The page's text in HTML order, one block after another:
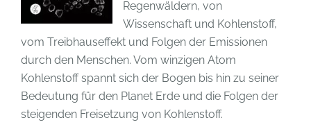
Regenwäldern, von
Wissenschaft und Kohlenstoff,
vom Treibhauseffekt und Folgen der Emissionen
durch den Menschen. Vom winzigen Atom
Kohlenstoff spannt sich der Bogen bis hin zu seiner
Bedeutung für den Planet Erde und die Folgen der
steigenden Freisetzung von Kohlenstoff.